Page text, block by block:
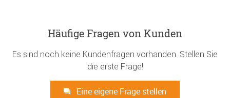
Häufige Fragen von Kunden
Es sind noch keine Kundenfragen vorhanden. Stellen Sie
die erste Frage!
Eine eigene Frage stellen